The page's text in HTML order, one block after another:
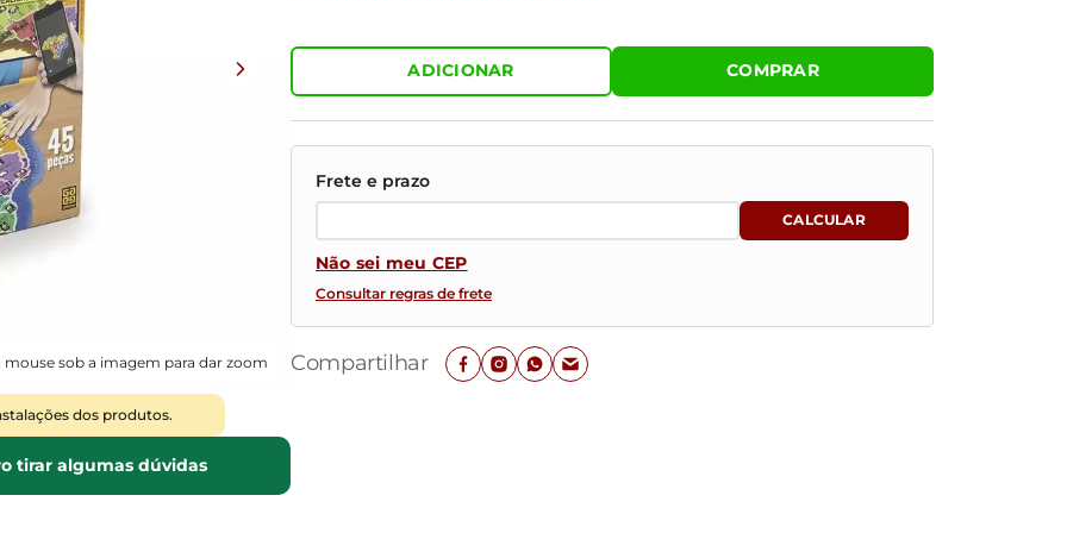
Baú Organizador
Ver todos
mouse sob a imagem para dar zoom
dos produtos.
tirar algumas dúvidas
ADICIONAR COMPRAR
Não sei meu CEP
Consultar regras de frete
Compartilhar